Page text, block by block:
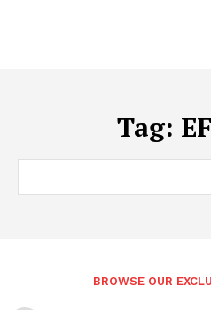
Tag:
BROWSE OUR